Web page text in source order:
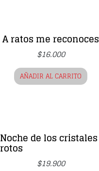
A ratos me reconoces
$16.000
AÑADIR AL CARRITO
Noche de los cristales
rotos
$19.900